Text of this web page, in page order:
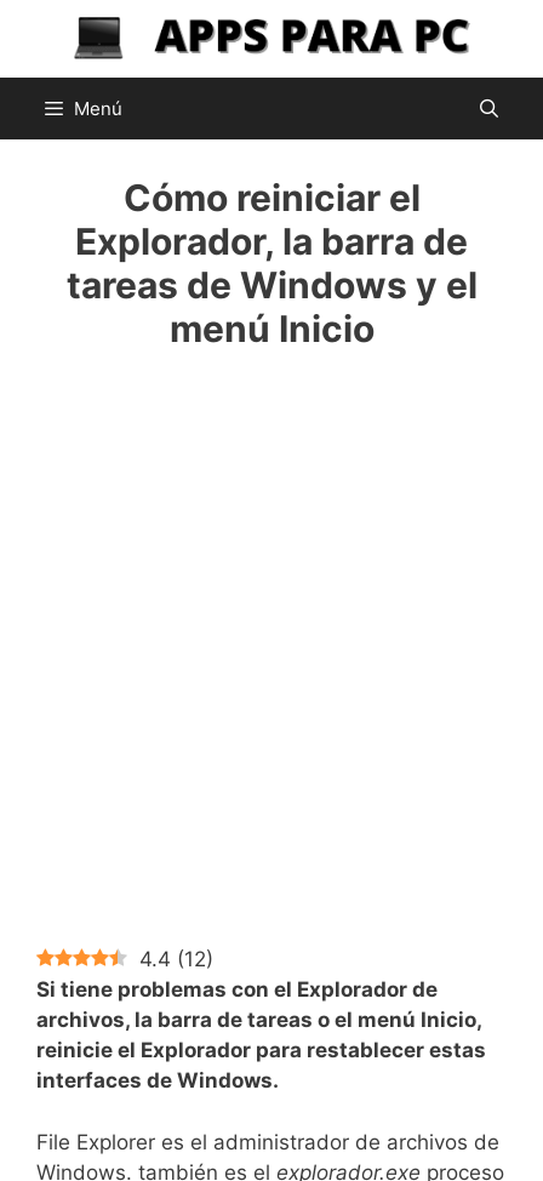
contenido
Menú
Cómo reiniciar el
Explorador, la barra de
tareas de Windows y el
menú Inicio
4.4 (12)
Si tiene problemas con el Explorador de
archivos, la barra de tareas o el menú Inicio,
reinicie el Explorador para restablecer estas
interfaces de Windows.
File Explorer es el administrador de archivos de
Windows. también es el explorador.exe proceso